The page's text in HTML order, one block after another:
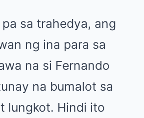
sa trahedya, ang
ng ina para sa
na si Fernando
na bumalot sa
lungkot. Hindi ito